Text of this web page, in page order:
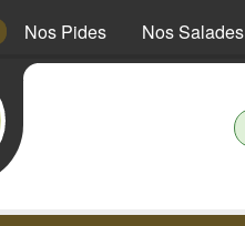
Nos Pides Nos Salades